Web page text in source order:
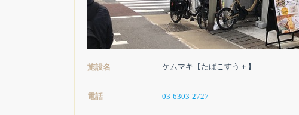
施設名 ケムマキ【たばこすう＋】
電話 03-6303-2727